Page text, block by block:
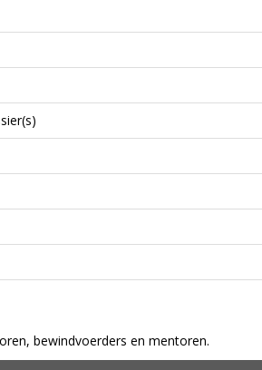
bewindvoerders en mentoren.